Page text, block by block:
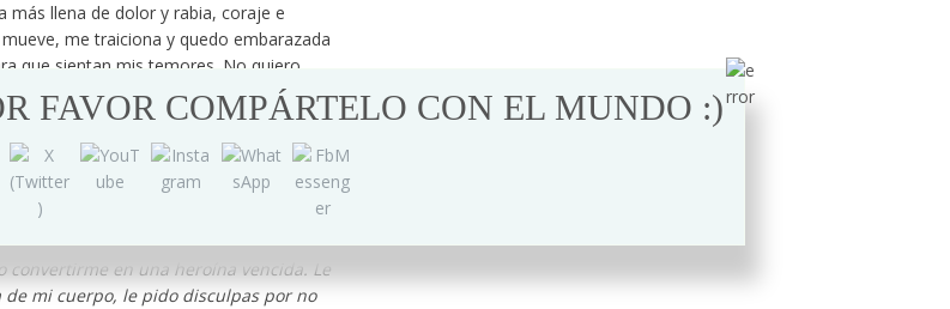
llena de dolor y rabia, coraje e
me traiciona y quedo embarazada
que sientan mis temores. No quiero
andar en patines por el peor
por las escaleras del edificio, de cargar
mí, de golpearme hasta el cansancio el
herida y rebelde. Lloro porque
aún con la posibilidad de decidir sí o
convertirme en una heroína vencida. Le
mi cuerpo, le pido disculpas por no
FAVOR COMPÁRTELO CON EL MUNDO :)